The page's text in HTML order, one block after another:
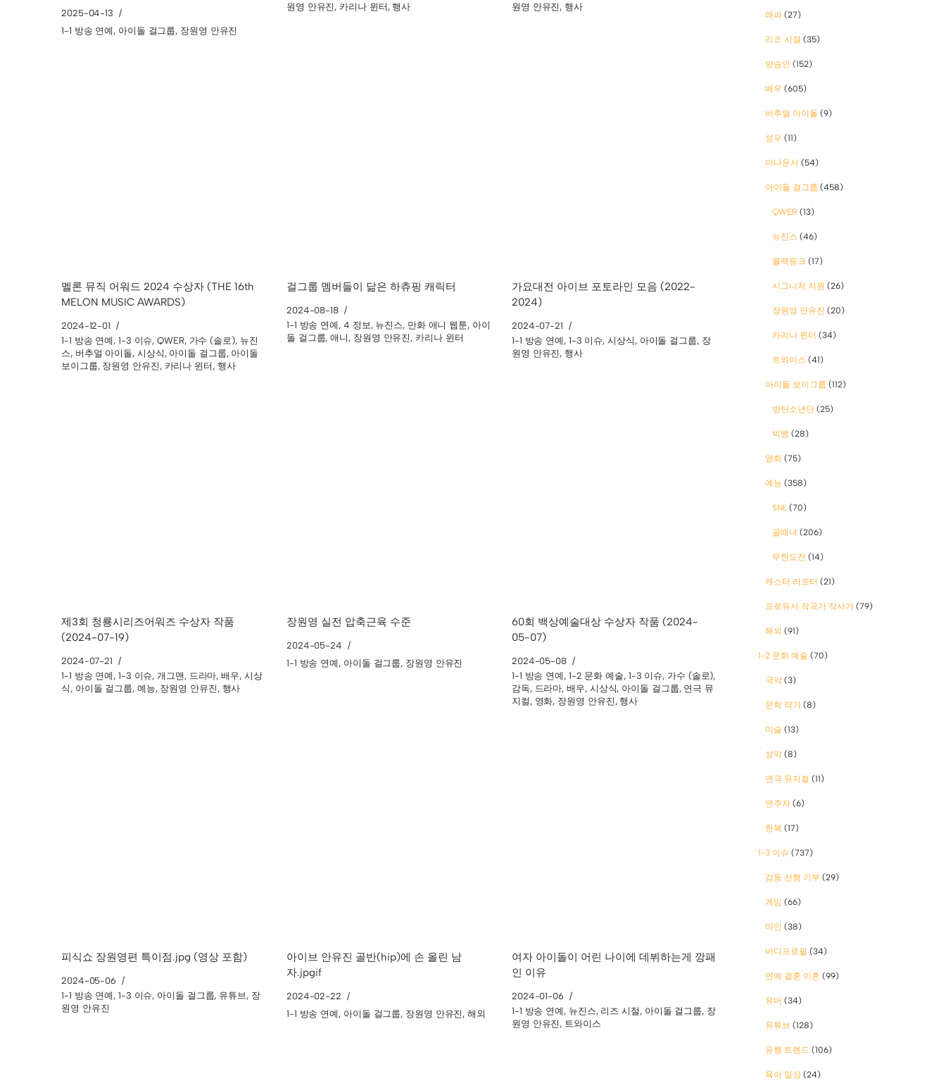
2025-04-13
1-1 방송 연예 , 아이돌 걸그룹, 장원영 안유진
원영 안유진 , 카리나 윈터 ,행사
원영 안유진 ,행사
멜론 뮤직 어워드 2024 수상자 (THE 16th
MELON MUSIC AWARDS)
2024-12-01
1-1 방송 연예 , 1-3 이슈,QWER, 가수 (솔로), 뉴진
스, 버추얼 아이돌, 시상식 , 아이돌 걸그룹, 아이돌
보이그룹, 장원영 안유진 , 카리나 윈터 , 행사
걸그룹 멤버들이 닮은 하츄핑 캐릭터
2024-08-18
1-1 방송 연예 , 4 정보 , 뉴진스, 만화 애니 웹툰, 아이
돌 걸그룹,애니 , 장원영 안유진 , 카리나 윈터
가요대전 아이브 포토라인 모음 (2022-
2024)
2024-07-21
1-1 방송 연예 , 1-3 이슈,시상식 , 아이돌 걸그룹, 장
원영 안유진 ,행사
제3회 청룡시리즈어워즈 수상자 작품
(2024-07-19)
2024-07-21
1-1 방송 연예 , 1-3 이슈, 개그맨 , 드라마,배우, 시상
식 , 아이돌 걸그룹, 예능, 장원영 안유진 , 행사
장원영 실전 압축근육 수준
2024-05-24
1-1 방송 연예 , 아이돌 걸그룹, 장원영 안유진
60회 백상예술대상 수상자 작품 (2024-
05-07)
2024-05-08
1-1 방송 연예 , 1-2 문화 예술, 1-3 이슈, 가수 (솔로),
감독, 드라마,배우, 시상식, 아이돌 걸그룹, 연극 뮤
지컬 , 영화, 장원영 안유진 ,행사
피식쇼 장원영편 특이점.jpg (영상 포함)
2024-05-06
1-1 방송 연예 , 1-3 이슈, 아이돌 걸그룹, 유튜브 , 장
원영 안유진
아이브 안유진 골반(hip)에 손 올린 남
자.jpgif
2024-02-22
1-1 방송 연예 , 아이돌 걸그룹, 장원영 안유진 ,해외
여자 아이돌이 어린 나이에 데뷔하는게 깡패
인 이유
2024-01-06
1-1 방송 연예 , 뉴진스, 리즈 시절 , 아이돌 걸그룹, 장
원영 안유진 , 트와이스
래퍼 (27)
리즈 시절 (35)
방송인 (152)
배우 (605)
버추얼 아이돌 (9)
성우 (11)
아나운서 (54)
아이돌 걸그룹 (458)
QWER (13)
뉴진스 (46)
블랙핑크 (17)
시그니처 지원 (26)
장원영 안유진 (20)
카리나 윈터 (34)
트와이스 (41)
아이돌 보이그룹 (112)
방탄소년단 (25)
빅뱅 (28)
영화 (75)
예능 (358)
SNL (70)
골때녀 (206)
무한도전 (14)
캐스터 리포터 (21)
프로듀서 작곡가 작사가 (79)
해외 (91)
1-2 문화 예술 (70)
국악 (3)
문학 작가 (8)
미술 (13)
성악 (8)
연극 뮤지컬 (11)
연주자 (6)
한복 (17)
1-3 이슈 (737)
감동 선행 기부 (29)
게임 (66)
미인 (38)
바디프로필 (34)
연예 결혼 이혼 (99)
유머 (34)
유튜브 (128)
유행 트렌드 (106)
육아 일상 (24)